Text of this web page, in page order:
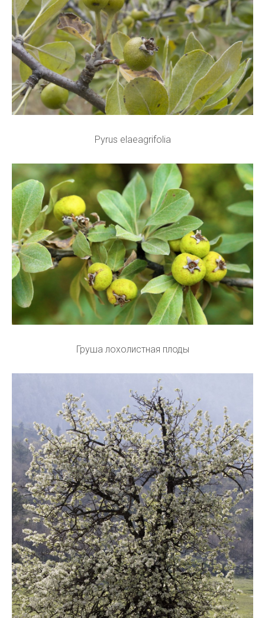
Pyrus elaeagrifolia
Груша лохолистная плоды